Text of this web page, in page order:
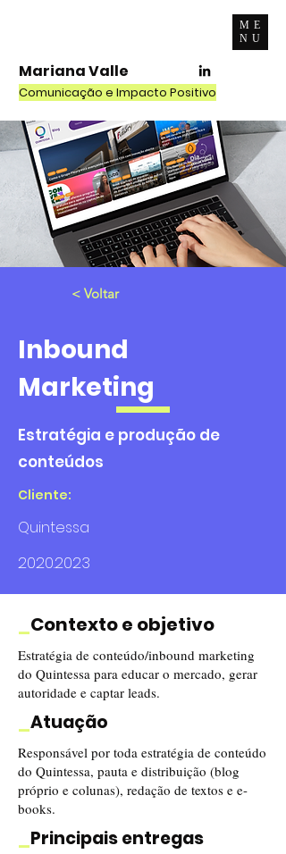
ME
NU
Mariana Valle
Comunicação e Impacto Positivo
< Voltar
Inbound
Marketing
Estratégia e produção de
conteúdos
Cliente:
Quintessa
2020.2023
Contexto e objetivo
Estratégia de conteúdo/inbound marketing
do Quintessa para educar o mercado, gerar
autoridade e captar leads.
Atuação
Responsável por toda estratégia de conteúdo
do Quintessa, pauta e distribuição (blog
próprio e colunas), redação de textos e e-
books.
Principais entregas